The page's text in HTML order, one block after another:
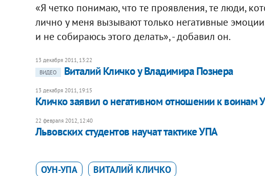
«Я четко понимаю, что те проявления, те люди,
лично у меня вызывают только негативные
и не собираюсь этого делать», - добавил он.
13 декабря 2011, 13:22
ВИДЕО
Виталий Кличко у Владимира Познера
13 декабря 2011, 19:15
Кличко заявил о негативном отношении к воинам
22 февраля 2012, 12:40
Львовских студентов научат тактике УПА
ОУН-УПА ВИТАЛИЙ КЛИЧКО